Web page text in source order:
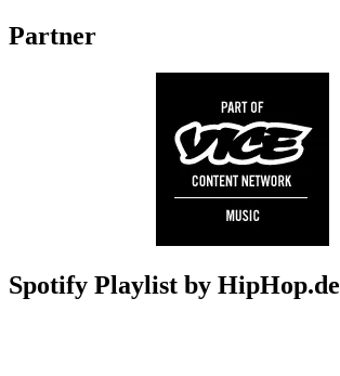
Partner
Spotify Playlist by HipHop.de